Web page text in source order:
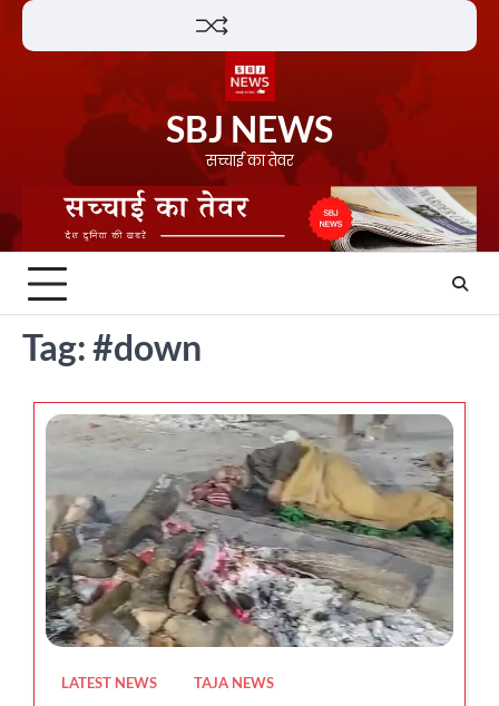
Skip
SBJ NEWS
सच्चाई का तेवर
Tag:#down
LATEST NEWS TAJA NEWS